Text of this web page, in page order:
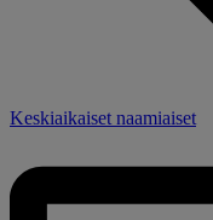
Keskiaikaiset naamiaiset